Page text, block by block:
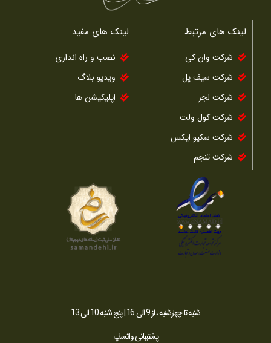
لینک های مرتبط
شرکت وان کی
شرکت سیف پل
شرکت لجر
شرکت کول ولت
شرکت سکیو ایکس
شرکت تنجم
لینک های مفید
نصب و راه اندازی
ویدیو بلاگ
اپلیکیشن ها
شنبه تا چهارشنبه ، از 9 الی 16 | پنج شنبه 10 الی 13
پشتیبانی واتساپ